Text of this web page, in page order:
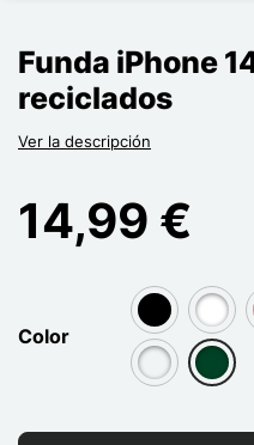
Funda iPhone
reciclados
Ver la descripción
14,99 €
Color
group[3]
group[3]